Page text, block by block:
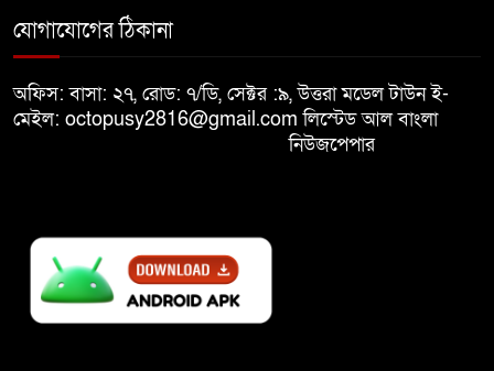
৯
বিজয় দিবসে দীঘিনালায় জামায়াতে
ইসলামীর বর্ণাঢ্য র‍্যালি
যোগাযোগের ঠিকানা
অফিস: বাসা: ২৭, রোড: ৭/ডি, সেক্টর :৯, উত্তরা মডেল টাউন ই-
মেইল: octopusy2816@gmail.comলিস্টেড আল বাংলা
নিউজপেপার